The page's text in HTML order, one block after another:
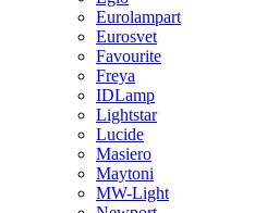
Eurolampart
Eurosvet
Favourite
Freya
IDLamp
Lightstar
Lucide
Masiero
Maytoni
MW-Light